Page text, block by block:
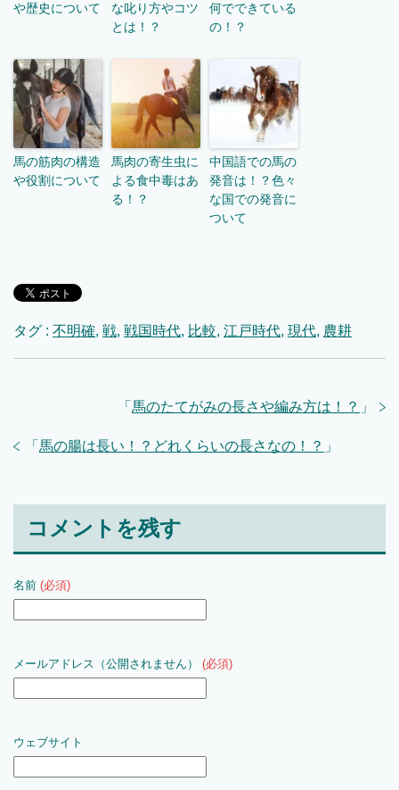
や歴史について
な叱り方やコツ
とは！？
何でできている
の！？
馬の筋肉の構造
や役割について
馬肉の寄生虫に
よる食中毒はあ
る！？
中国語での馬の
発音は！？色々
な国での発音に
ついて
タグ : 不明確, 戦, 戦国時代, 比較, 江戸時代, 現代, 農耕
「 馬のたてがみの長さや編み方は！？ 」
「 馬の腸は長い！？どれくらいの長さなの！？ 」
コメントを残す
名前 (必須)
メールアドレス（公開されません） (必須)
ウェブサイト